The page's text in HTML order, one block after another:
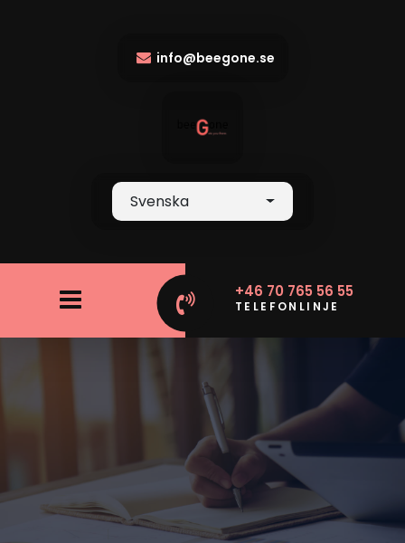
info@beegone.se
Svenska
+46 70 765 56 55
TELEFONLINJE